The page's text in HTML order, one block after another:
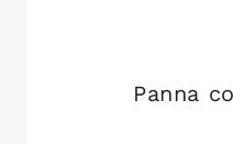
Panna